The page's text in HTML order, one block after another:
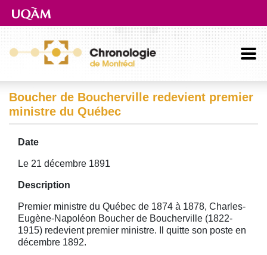
Aller directement au contenu principal
Boucher de Boucherville redevient premier
ministre du Québec
Date
Le 21 décembre 1891
Description
Premier ministre du Québec de 1874 à 1878, Charles-
Eugène-Napoléon Boucher de Boucherville (1822-
1915) redevient premier ministre. Il quitte son poste en
décembre 1892.